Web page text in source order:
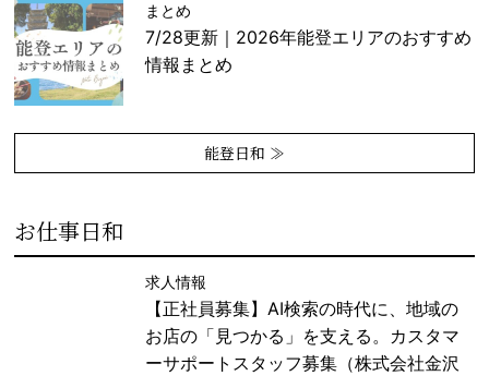
まとめ
7/28更新｜2026年能登エリアのおすすめ
情報まとめ
能登日和 ≫
お仕事日和
求人情報
【正社員募集】AI検索の時代に、地域の
お店の「見つかる」を支える。カスタマ
ーサポートスタッフ募集（株式会社金沢